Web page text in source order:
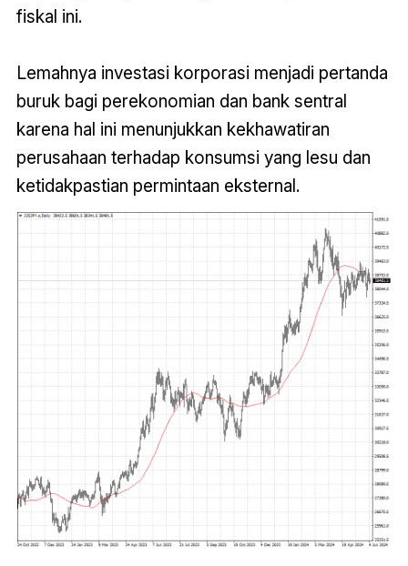
fiskal ini.
Lemahnya investasi korporasi menjadi pertanda
buruk bagi perekonomian dan bank sentral
karena hal ini menunjukkan kekhawatiran
perusahaan terhadap konsumsi yang lesu dan
ketidakpastian permintaan eksternal.